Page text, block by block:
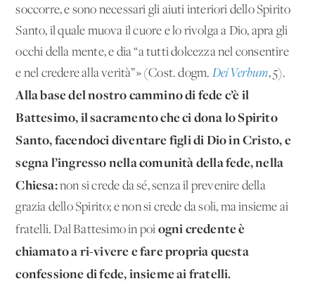
soccorre, e sono necessari gli aiuti interiori dello Spirito
Santo, il quale muova il cuore e lo rivolga a Dio, apra gli
occhi della mente, e dia “a tutti dolcezza nel consentire
e nel credere alla verità”» (Cost. dogm. Dei Verbum, 5).
Alla base del nostro cammino di fede c’è il
Battesimo, il sacramento che ci dona lo Spirito
Santo, facendoci diventare figli di Dio in Cristo, e
segna l’ingresso nella comunità della fede, nella
Chiesa:non si crede da sé, senza il prevenire della
grazia dello Spirito; e non si crede da soli, ma insieme ai
fratelli. Dal Battesimo in poi ogni credente è
chiamato a ri-vivere e fare propria questa
confessione di fede, insieme ai fratelli.